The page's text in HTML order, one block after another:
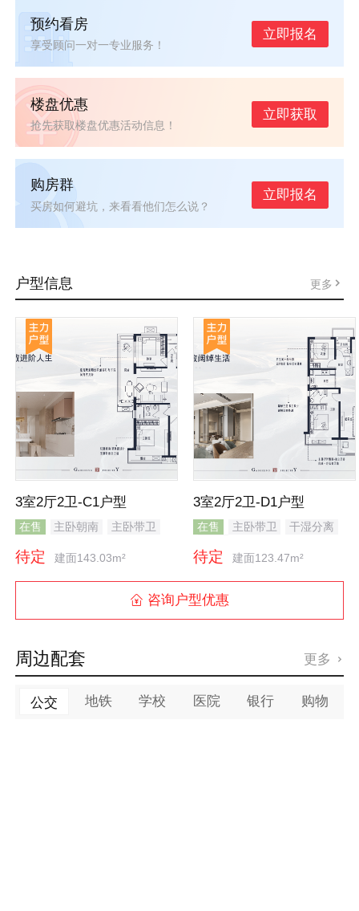
预约看房
享受顾问一对一专业服务！
立即报名
楼盘优惠
抢先获取楼盘优惠活动信息！
立即获取
购房群
买房如何避坑，来看看他们怎么说？
立即报名
户型信息 更多
3室2厅2卫-C1户型
在售 主卧朝南 主卧带卫
待定 建面143.03m²
3室2厅2卫-D1户型
在售 主卧带卫
干湿分离
待定 建面123.47m²
 咨询户型优惠
周边配套 更多 
公交 地铁 学校 医院 银行 购物